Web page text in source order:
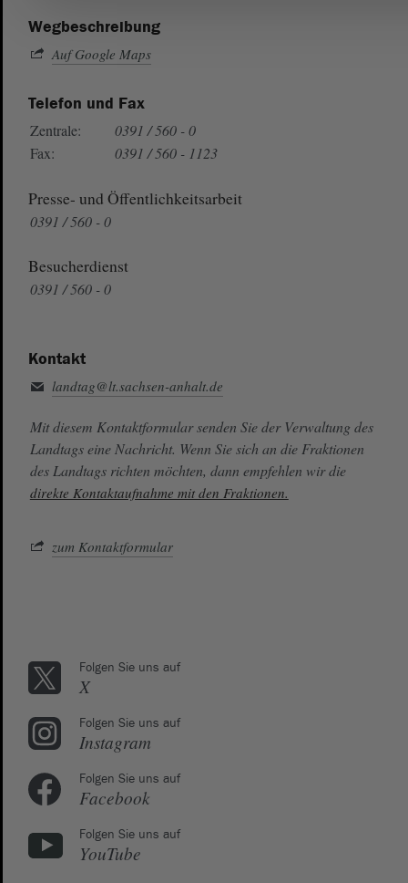
Wegbeschreibung
Auf Google Maps
Telefon und Fax
Zentrale:
0391 / 560 - 0
Fax:
0391 / 560 - 1123
Presse- und Öffentlichkeitsarbeit
0391 / 560 - 0
Besucherdienst
0391 / 560 - 0
Kontakt
landtag@lt.sachsen-anhalt.de
Mit diesem Kontaktformular senden Sie der Verwaltung des
Landtags eine Nachricht. Wenn Sie sich an die Fraktionen
des Landtags richten möchten, dann empfehlen wir die
direkte Kontaktaufnahme mit den Fraktionen.
zum Kontaktformular
Folgen Sie uns auf
X
Folgen Sie uns auf
Instagram
Folgen Sie uns auf
Facebook
Folgen Sie uns auf
YouTube